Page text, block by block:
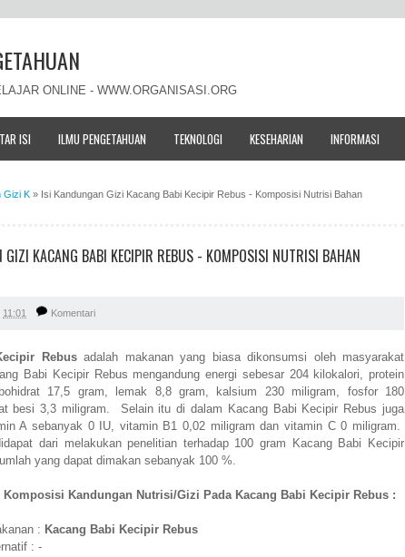
ONLINE - WWW.ORGANISASI.ORG
ISI ILMU PENGETAHUAN TEKNOLOGI KESEHARIAN INFORMASI
Gizi K » Isi Kandungan Gizi Kacang Babi Kecipir Rebus - Komposisi Nutrisi Bahan
GIZI KACANG BABI KECIPIR REBUS - KOMPOSISI NUTRISI BAHAN
11:01 Komentari
Rebusadalah makanan yang biasa dikonsumsi oleh masyarakat
Babi Kecipir Rebus mengandung energi sebesar 204 kilokalori, protein
17,5 gram, lemak 8,8 gram, kalsium 230 miligram, fosfor 180
besi 3,3 miligram. Selain itu di dalam Kacang Babi Kecipir Rebus juga
A sebanyak 0 IU, vitamin B1 0,02 miligram dan vitamin C 0 miligram.
dari melakukan penelitian terhadap 100 gram Kacang Babi Kecipir
yang dapat dimakan sebanyak 100 %.
Komposisi Kandungan Nutrisi/Gizi Pada Kacang Babi Kecipir Rebus :
: Kacang Babi Kecipir Rebus
: -